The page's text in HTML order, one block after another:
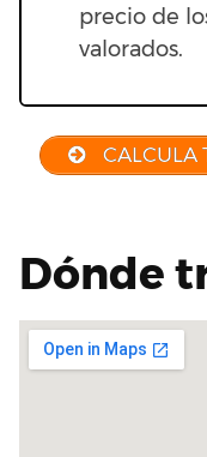
precio de
valorados.
CALCULA
Dónde